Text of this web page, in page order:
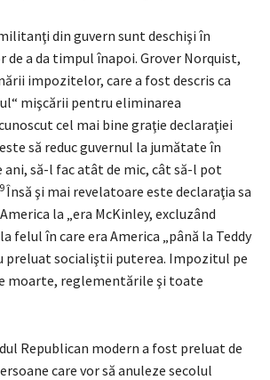
din guvern sunt deschişi în
de a da timpul înapoi. Grover Norquist,
impozitelor, care a fost descris ca
mişcării pentru eliminarea
cel mai bine graţie declaraţiei
să reduc guvernul la jumătate în
ani, să-l fac atât de mic, cât să-l pot
9Însă şi mai revelatoare este declaraţia sa
la „era McKinley, excluzând
felul în care era America „până la Teddy
preluat socialiştii puterea. Impozitul pe
moarte, reglementările şi toate
Republican modern a fost preluat de
care vor să anuleze secolul